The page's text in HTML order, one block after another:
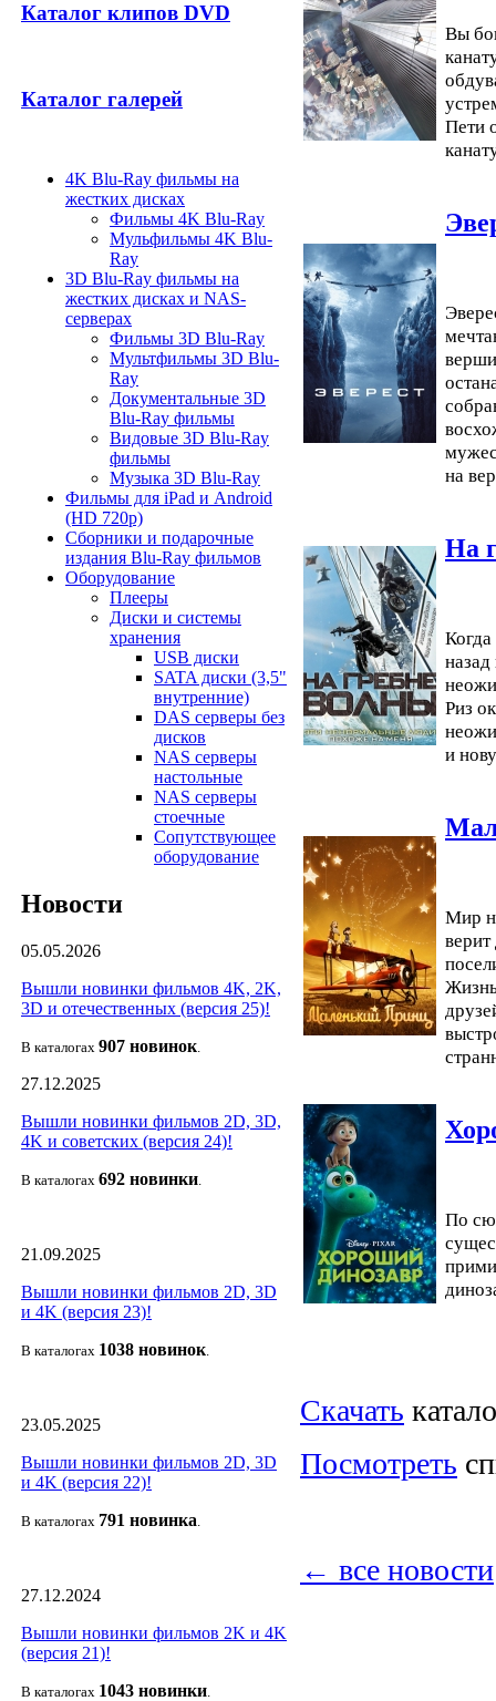
Каталог клипов DVD
Каталог галерей
4K Blu-Ray фильмы на
жестких дисках
Фильмы 4K Blu-Ray
Мульфильмы 4K Blu-
Ray
3D Blu-Ray фильмы на
жестких дисках и NAS-
серверах
Фильмы 3D Blu-Ray
Мультфильмы 3D Blu-
Ray
Документальные 3D
Blu-Ray фильмы
Видовые 3D Blu-Ray
фильмы
Музыка 3D Blu-Ray
Фильмы для iPad и Android
(HD 720p)
Сборники и подарочные
издания Blu-Ray фильмов
Оборудование
Плееры
Диски и системы
хранения
USB диски
SATA диски (3,5"
внутренние)
DAS серверы без
дисков
NAS серверы
настольные
NAS серверы
стоечные
Сопутствующее
оборудование
Новости
05.05.2026
Вышли новинки фильмов 4K, 2K,
3D и отечественных (версия 25)!
В каталогах 907 новинок.
27.12.2025
Вышли новинки фильмов 2D, 3D,
4K и советских (версия 24)!
В каталогах 692 новинки.
21.09.2025
Вышли новинки фильмов 2D, 3D
и 4K (версия 23)!
В каталогах 1038 новинок.
23.05.2025
Вышли новинки фильмов 2D, 3D
и 4K (версия 22)!
В каталогах 791 новинка.
27.12.2024
Вышли новинки фильмов 2K и 4K
(версия 21)!
В каталогах 1043 новинки.
Вы
Пети
на
На
Риз
и
Мир
По
Скачать
Посмотреть
← все новости